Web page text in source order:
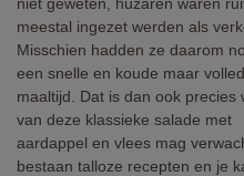
meestal ingezet werden als
Misschien hadden ze daarom
een snelle en koude maar
maaltijd. Dat is dan ook precies
van deze klassieke salade met
aardappel en vlees mag
bestaan talloze recepten en je